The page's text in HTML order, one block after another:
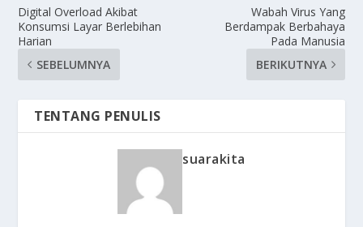
Digital Overload Akibat
Konsumsi Layar Berlebihan
Harian
SEBELUMNYA
Wabah Virus Yang
Berdampak Berbahaya
Pada Manusia
BERIKUTNYA
TENTANG PENULIS
suarakita